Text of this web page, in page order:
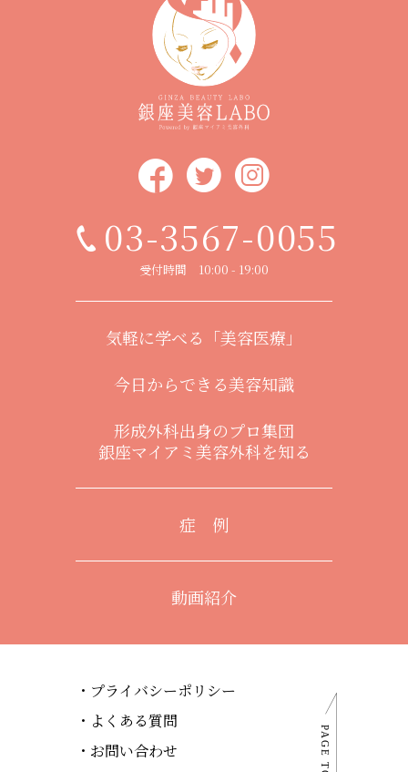
03-3567-0055
受付時間 10:00 - 19:00
気軽に学べる「美容医療」
今日からできる美容知識
形成外科出身のプロ集団
銀座マイアミ美容外科を知る
症 例
動画紹介
プライバシーポリシー
よくある質問
お問い合わせ